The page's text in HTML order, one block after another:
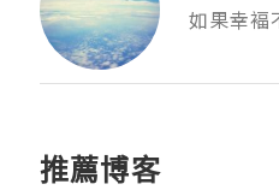
如果幸褔
推薦博客